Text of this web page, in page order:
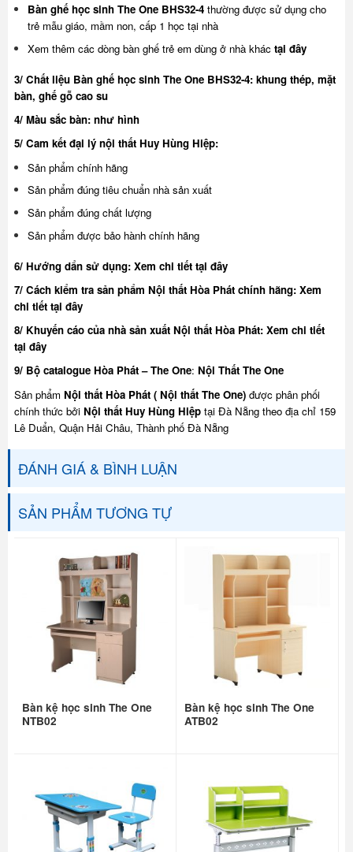
Bàn ghế học sinh The One BHS32-4 thường được sử dụng cho
trẻ mẫu giáo, mầm non, cấp 1 học tại nhà
Xem thêm các dòng bàn ghế trẻ em dùng ở nhà khác tại đây
3/ Chất liệu Bàn ghế học sinh The One BHS32-4: khung thép, mặt
bàn, ghế gỗ cao su
4/ Màu sắc bàn: như hình
5/ Cam kết đại lý nội thất Huy Hùng Hiệp:
Sản phẩm chính hãng
Sản phẩm đúng tiêu chuẩn nhà sản xuất
Sản phẩm đúng chất lượng
Sản phẩm được bảo hành chính hãng
6/ Hướng dẩn sử dụng: Xem chi tiết tại đây
7/ Cách kiểm tra sản phẩm Nội thất Hòa Phát chính hãng: Xem
chi tiết tại đây
8/ Khuyến cáo của nhà sản xuất Nội thất Hòa Phát: Xem chi tiết
tại đây
9/ Bộ catalogue Hòa Phát – The One: Nội Thất The One
Sản phẩm Nội thất Hòa Phát ( Nội thất The One)được phân phối
chính thức bởi Nội thất Huy Hùng Hiệptại Đà Nẵng theo địa chỉ 159
Lê Duẩn, Quận Hải Châu, Thành phố Đà Nẵng
ĐÁNH GIÁ & BÌNH LUẬN
SẢN PHẨM TƯƠNG TỰ
Bàn kệ học sinh The One
NTB02
Bàn kệ học sinh The One
ATB02